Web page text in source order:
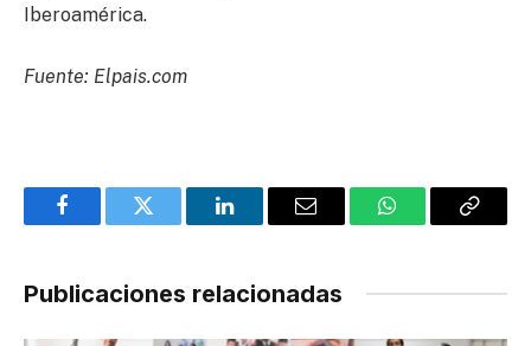
Iberoamérica.
Fuente: Elpais.com
FacebookTwitter LinkedInEmail WhatsAppCopy
Publicaciones relacionadas